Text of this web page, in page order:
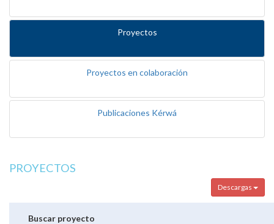
Proyectos
Proyectos en colaboración
Publicaciones Kérwá
PROYECTOS
Descargas
Buscar proyecto